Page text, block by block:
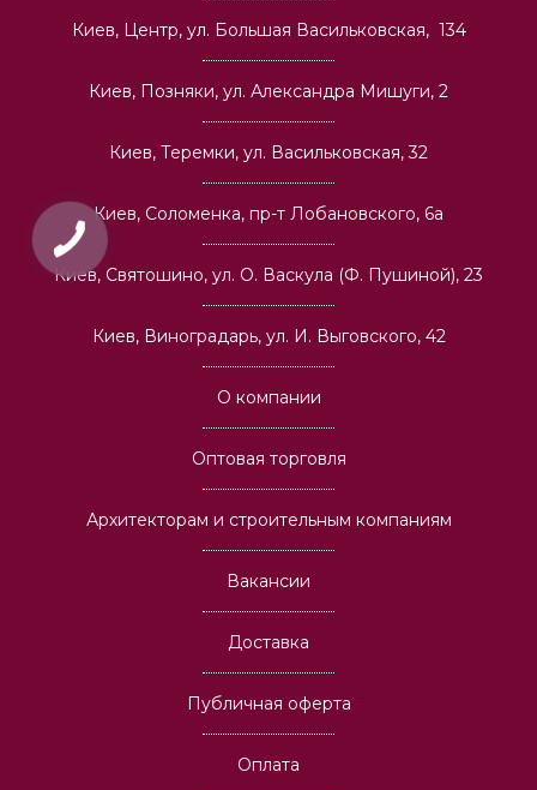
Киев, Центр, ул. Большая Васильковская, 134
Киев, Позняки, ул. Александра Мишуги, 2
Киев, Теремки, ул. Васильковская, 32
Киев, Соломенка, пр-т Лобановского, 6а
Киев, Святошино, ул. О. Васкула (Ф. Пушиной), 23
Киев, Виноградарь, ул. И. Выговского, 42
О компании
Оптовая торговля
Архитекторам и строительным компаниям
Вакансии
Доставка
Публичная оферта
Оплата